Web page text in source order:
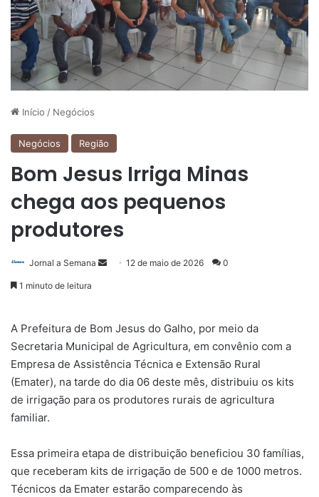
Início / Negócios
Negócios Região
Bom Jesus Irriga Minas
chega aos pequenos
produtores
Jornal a Semana
Mande12 de maio de 2026 0
1 minuto de leitura
A Prefeitura de Bom Jesus do Galho, por meio da
Secretaria Municipal de Agricultura, em convênio com a
Empresa de Assistência Técnica e Extensão Rural
(Emater), na tarde do dia 06 deste mês, distribuiu os kits
de irrigação para os produtores rurais de agricultura
familiar.
Essa primeira etapa de distribuição beneficiou 30 famílias,
que receberam kits de irrigação de 500 e de 1000 metros.
Técnicos da Emater estarão comparecendo às